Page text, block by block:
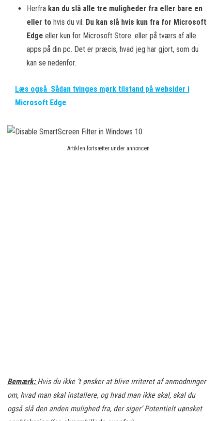
Herfra kan du slå alle tre muligheder fra eller bare en
eller to hvis du vil. Du kan slå hvis kun fra for Microsoft
Edge eller kun for Microsoft Store. eller på tværs af alle
apps på din pc. Det er præcis, hvad jeg har gjort, som du
kan se nedenfor.
Læs også Sådan tvinges mørk tilstand på websider i
Microsoft Edge
Artiklen fortsætter under annoncen
Bemærk:Hvis du ikke ‘t ønsker at blive irriteret af anmodninger
om, hvad man skal installere, og hvad man ikke skal, skal du
også slå den anden mulighed fra, der siger’ Potentielt uønsket